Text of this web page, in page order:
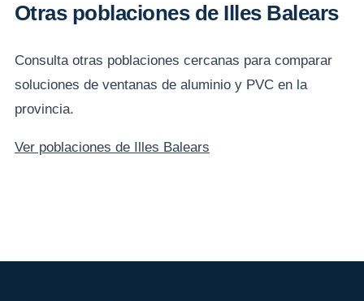
Otras poblaciones de Illes Balears
Consulta otras poblaciones cercanas para comparar
soluciones de ventanas de aluminio y PVC en la
provincia.
Ver poblaciones de Illes Balears